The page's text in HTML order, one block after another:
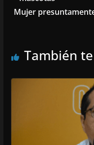
Mujer
También